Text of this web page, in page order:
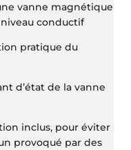
vanne magnétique
conductif
pratique du
d’état de la vanne
inclus, pour éviter
provoqué par des